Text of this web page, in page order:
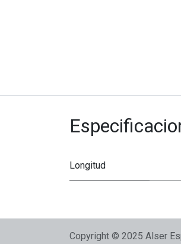
Longitud
Copyright © 2025 Alser